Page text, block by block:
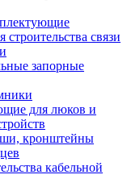
строительства связи
запорные
для люков и
кронштейны
кабельной